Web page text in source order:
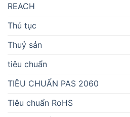
REACH
Thủ tục
Thuỷ sản
tiêu chuẩn
TIÊU CHUẨN PAS 2060
Tiêu chuẩn RoHS